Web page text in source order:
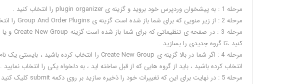
مرحله 1 : به پیشخوان وردپرس خود بروید و گزینه ی plugin organizer را انتخاب کنید .
مرحله 2 : از زیر منویی که برای شما باز شده است گزینه ی Group And Order Plugins را انتخاب کنید تا به صفحه تنظیمات آن بروید .
کنید ،تا گروه جدیدی را بسازید .
انتخاب کرده باشید ، باید از گروه هایی که از قبل ساخته اید ، به دلخواه یکی را انتخاب نمایید .
مرحله 5 : در نهایت برای این که تغییرات خود را ذخیره سازید بر روی دکمه submit کلیک کنید .